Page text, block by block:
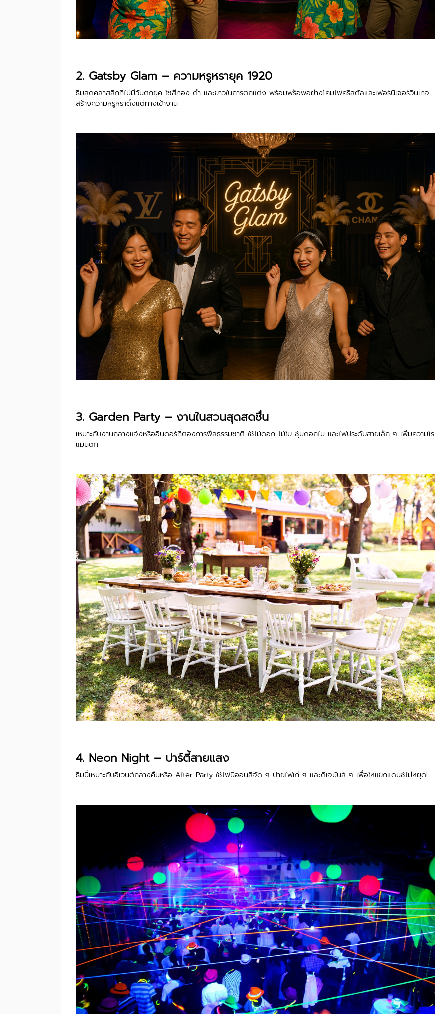
2. Gatsby Glam – ความหรูหรายุค 1920
ธีมสุดคลาสสิกที่ไม่มีวันตกยุค ใช้สีทอง ดำ และขาวในการตกแต่ง พร้อมพร็อพอย่างโคมไฟคริสตัลและเฟอร์นิเจอร์วินเทจ
สร้างความหรูหราตั้งแต่ทางเข้างาน
3. Garden Party – งานในสวนสุดสดชื่น
เหมาะกับงานกลางแจ้งหรืออินดอร์ที่ต้องการฟีลธรรมชาติ ใช้ไม้ดอก ไม้ใบ ซุ้มดอกไม้ และไฟประดับสายเล็ก ๆ เพิ่มความโร
แมนติก
4. Neon Night – ปาร์ตี้สายแสง
ธีมนี้เหมาะกับอีเวนต์กลางคืนหรือ After Party ใช้ไฟนีออนสีจัด ๆ ป้ายไฟเก๋ ๆ และดีเจมันส์ ๆ เพื่อให้แขกแดนซ์ไม่หยุด!